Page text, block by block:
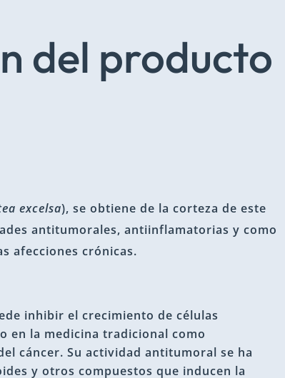
del producto
excelsa), se obtiene de la corteza de este
antitumorales, antiinflamatorias y como
afecciones crónicas.
inhibir el crecimiento de células
en la medicina tradicional como
cáncer. Su actividad antitumoral se ha
y otros compuestos que inducen la